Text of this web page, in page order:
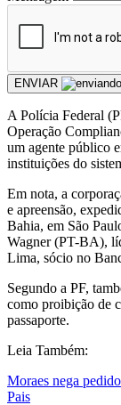
ENVIAR
A Polícia Federal
Operação
um agente público
instituições do
Em nota, a
e apreensão,
Bahia, em São
Wagner (PT-BA),
Lima, sócio no
Segundo a PF,
como proibição de
passaporte.
Leia Também:
Moraes nega
Pais